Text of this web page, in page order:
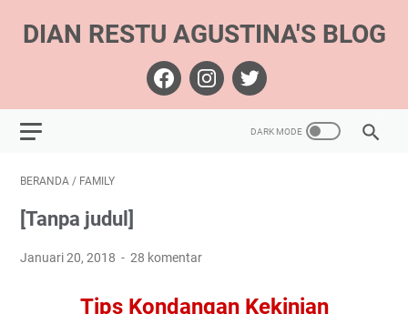
DIAN RESTU AGUSTINA'S BLOG
BERANDA / FAMILY
[Tanpa judul]
Januari 20, 2018 28 komentar
Tips Kondangan Kekinian